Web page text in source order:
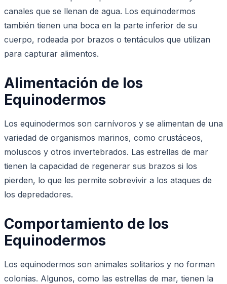
canales que se llenan de agua. Los equinodermos
también tienen una boca en la parte inferior de su
cuerpo, rodeada por brazos o tentáculos que utilizan
para capturar alimentos.
Alimentación de los
Equinodermos
Los equinodermos son carnívoros y se alimentan de una
variedad de organismos marinos, como crustáceos,
moluscos y otros invertebrados. Las estrellas de mar
tienen la capacidad de regenerar sus brazos si los
pierden, lo que les permite sobrevivir a los ataques de
los depredadores.
Comportamiento de los
Equinodermos
Los equinodermos son animales solitarios y no forman
colonias. Algunos, como las estrellas de mar, tienen la